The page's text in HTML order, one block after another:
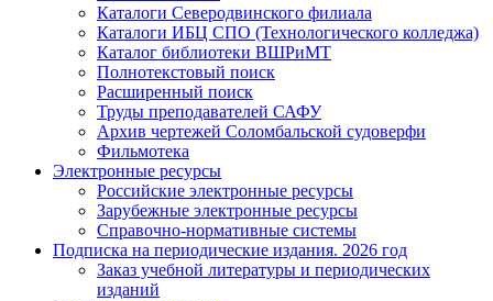
Каталоги Северодвинского филиала
Каталоги ИБЦ СПО (Технологического колледжа)
Каталог библиотеки ВШРиМТ
Полнотекстовый поиск
Расширенный поиск
Труды преподавателей САФУ
Архив чертежей Соломбальской судоверфи
Фильмотека
Электронные ресурсы
Российские электронные ресурсы
Зарубежные электронные ресурсы
Справочно-нормативные системы
Подписка на периодические издания. 2026 год
Заказ учебной литературы и периодических
изданий